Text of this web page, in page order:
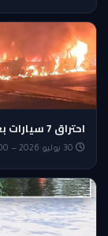
احتراق 7 سيارات بعد سقوط عمود كهرباء في نيوجيرسي